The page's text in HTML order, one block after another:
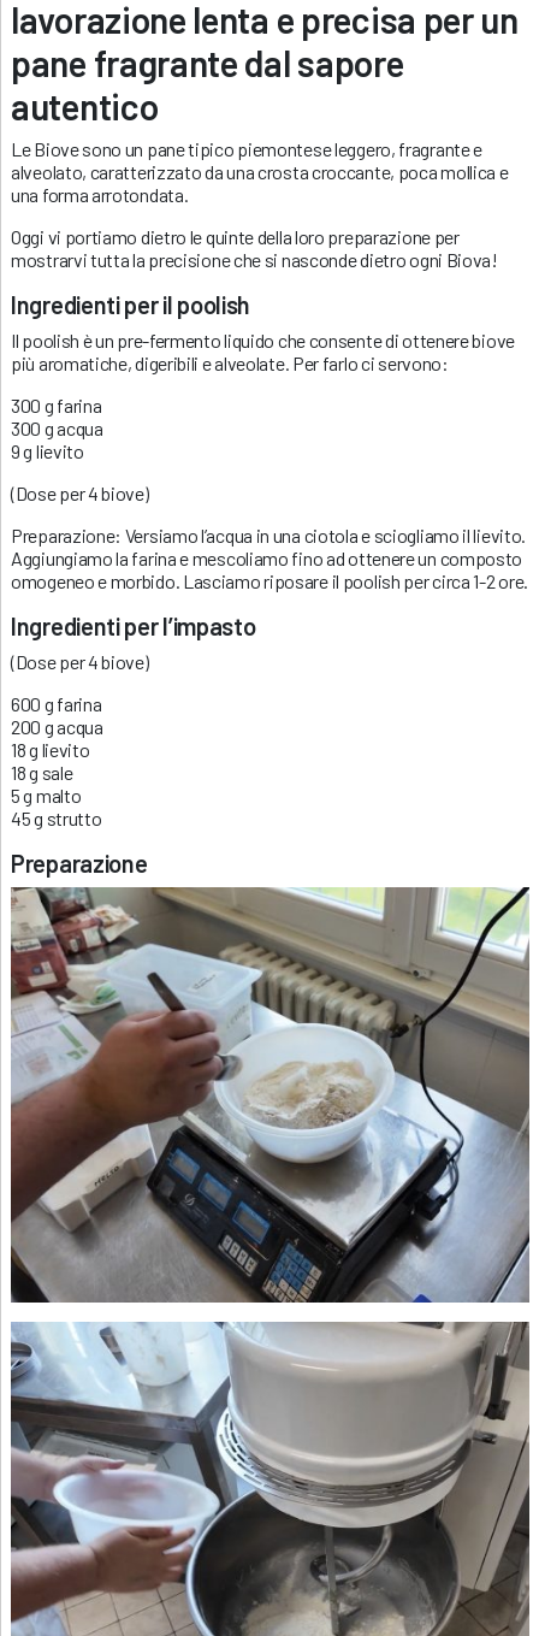
lavorazione lenta e precisa per un
pane fragrante dal sapore
autentico
Le Biove sono un pane tipico piemontese leggero, fragrante e
alveolato, caratterizzato da una crosta croccante, poca mollica e
una forma arrotondata.
Oggi vi portiamo dietro le quinte della loro preparazione per
mostrarvi tutta la precisione che si nasconde dietro ogni Biova!
Ingredienti per il poolish
Il poolish è un pre-fermento liquido che consente di ottenere biove
più aromatiche, digeribili e alveolate. Per farlo ci servono:
300 g farina
300 g acqua
9 g lievito
(Dose per 4 biove)
Preparazione: Versiamo l’acqua in una ciotola e sciogliamo il lievito.
Aggiungiamo la farina e mescoliamo fino ad ottenere un composto
omogeneo e morbido. Lasciamo riposare il poolish per circa 1-2 ore.
Ingredienti per l’impasto
(Dose per 4 biove)
600 g farina
200 g acqua
18 g lievito
18 g sale
5 g malto
45 g strutto
Preparazione